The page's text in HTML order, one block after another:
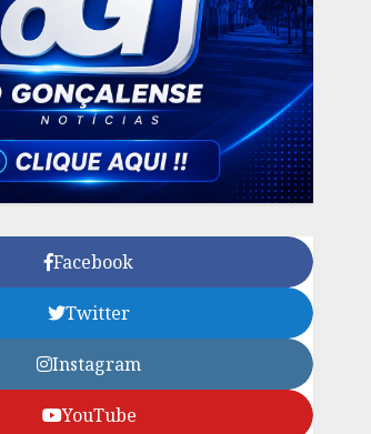
Facebook
Twitter
Instagram
YouTube